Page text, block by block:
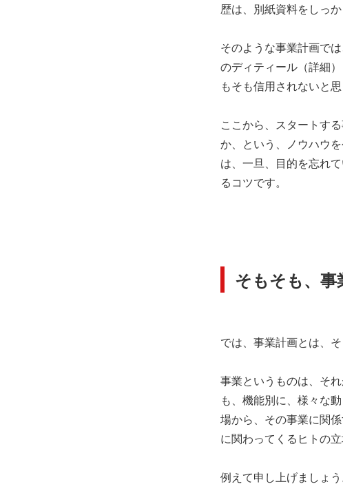
歴は、別紙資料をしっ
そのような事業計画で
のディティール（詳細
もそも信用されないと思
ここから、スタートす
か、という、ノウハウ
は、一旦、目的を忘れ
るコツです。
そもそも、事
では、事業計画とは、
事業というものは、そ
も、機能別に、様々な
場から、その事業に関
に関わってくるヒトの
例えて申し上げましょう